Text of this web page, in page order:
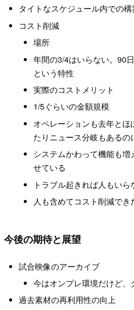
タイトなスケジュール内での
コスト削減
場所
年間の3/4はいらない。90
という特性
実際のコストメリット
1/5ぐらいの金額規模
オペレーションも去年とほ
たりニュース分岐もあるの
システムかわって機能も
せている
トラブル起きれば人もいら
人も含めてコスト削減でき
今後の期待と展望
試合映像のアーカイブ
今はオンプレ環境だけど
過去素材の再利用性の向上